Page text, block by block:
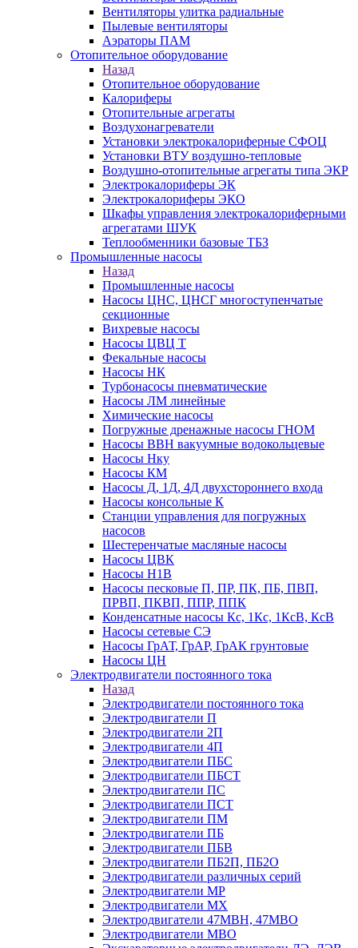
Вентиляторы улитка радиальные
Пылевые вентиляторы
Аэраторы ПАМ
Отопительное оборудование
Назад
Отопительное оборудование
Калориферы
Отопительные агрегаты
Воздухонагреватели
Установки электрокалориферные СФОЦ
Установки ВТУ воздушно-тепловые
Воздушно-отопительные агрегаты типа ЭКР
Электрокалориферы ЭК
Электрокалориферы ЭКО
Шкафы управления электрокалориферными
агрегатами ШУК
Теплообменники базовые ТБЗ
Промышленные насосы
Назад
Промышленные насосы
Насосы ЦНС, ЦНСГ многоступенчатые
секционные
Вихревые насосы
Насосы ЦВЦ Т
Фекальные насосы
Насосы НК
Турбонасосы пневматические
Насосы ЛМ линейные
Химические насосы
Погружные дренажные насосы ГНОМ
Насосы ВВН вакуумные водокольцевые
Насосы Нку
Насосы КМ
Насосы Д, 1Д, 4Д двухстороннего входа
Насосы консольные К
Станции управления для погружных
насосов
Шестеренчатые масляные насосы
Насосы ЦВК
Насосы Н1В
Насосы песковые П, ПР, ПК, ПБ, ПВП,
ПРВП, ПКВП, ППР, ППК
Конденсатные насосы Кс, 1Кс, 1КсВ, КсВ
Насосы сетевые СЭ
Насосы ГрАТ, ГрАР, ГрАК грунтовые
Насосы ЦН
Электродвигатели постоянного тока
Назад
Электродвигатели постоянного тока
Электродвигатели П
Электродвигатели 2П
Электродвигатели 4П
Электродвигатели ПБС
Электродвигатели ПБСТ
Электродвигатели ПС
Электродвигатели ПСТ
Электродвигатели ПМ
Электродвигатели ПБ
Электродвигатели ПБВ
Электродвигатели ПБ2П, ПБ2О
Электродвигатели различных серий
Электродвигатели МР
Электродвигатели MX
Электродвигатели 47MBH, 47МВО
Электродвигатели MBO